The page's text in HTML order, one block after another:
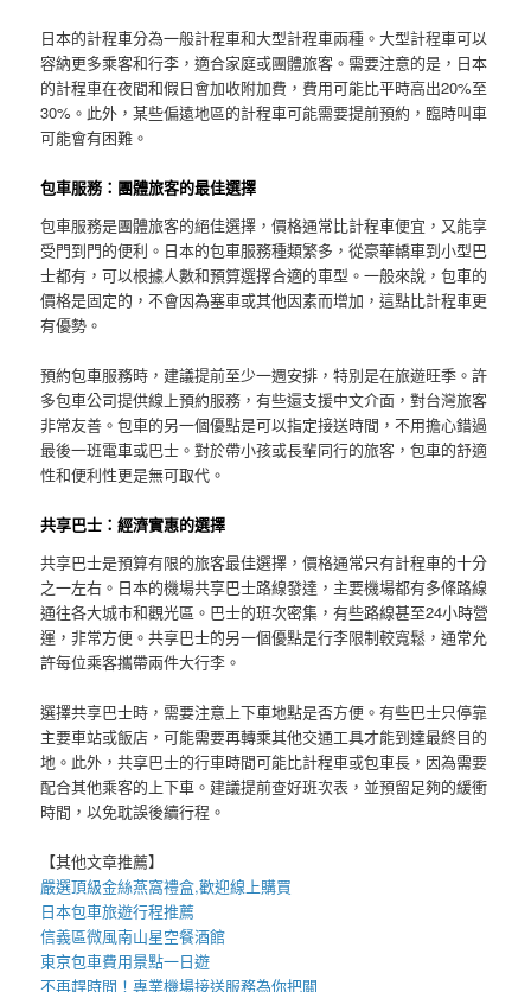
日本的計程車分為一般計程車和大型計程車兩種。大型計程車可以
容納更多乘客和行李，適合家庭或團體旅客。需要注意的是，日本
的計程車在夜間和假日會加收附加費，費用可能比平時高出20%至
30%。此外，某些偏遠地區的計程車可能需要提前預約，臨時叫車
可能會有困難。
包車服務：團體旅客的最佳選擇
包車服務是團體旅客的絕佳選擇，價格通常比計程車便宜，又能享
受門到門的便利。日本的包車服務種類繁多，從豪華轎車到小型巴
士都有，可以根據人數和預算選擇合適的車型。一般來說，包車的
價格是固定的，不會因為塞車或其他因素而增加，這點比計程車更
有優勢。
預約包車服務時，建議提前至少一週安排，特別是在旅遊旺季。許
多包車公司提供線上預約服務，有些還支援中文介面，對台灣旅客
非常友善。包車的另一個優點是可以指定接送時間，不用擔心錯過
最後一班電車或巴士。對於帶小孩或長輩同行的旅客，包車的舒適
性和便利性更是無可取代。
共享巴士：經濟實惠的選擇
共享巴士是預算有限的旅客最佳選擇，價格通常只有計程車的十分
之一左右。日本的機場共享巴士路線發達，主要機場都有多條路線
通往各大城市和觀光區。巴士的班次密集，有些路線甚至24小時營
運，非常方便。共享巴士的另一個優點是行李限制較寬鬆，通常允
許每位乘客攜帶兩件大行李。
選擇共享巴士時，需要注意上下車地點是否方便。有些巴士只停靠
主要車站或飯店，可能需要再轉乘其他交通工具才能到達最終目的
地。此外，共享巴士的行車時間可能比計程車或包車長，因為需要
配合其他乘客的上下車。建議提前查好班次表，並預留足夠的緩衝
時間，以免耽誤後續行程。
【其他文章推薦】
嚴選頂級金絲燕窩禮盒,歡迎線上購買
日本包車旅遊行程推薦
信義區微風南山星空餐酒館
東京包車費用景點一日遊
不再趕時間！專業機場接送服務為你把關